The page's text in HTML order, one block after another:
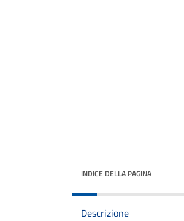
INDICE DELLA PAGINA
Descrizione